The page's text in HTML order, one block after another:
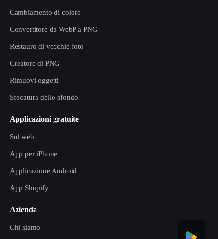
Cambiamento di colore
Convertitore da WebP a PNG
Restauro di vecchie foto
Creatore di PNG
Rimuovi oggetti
Sfocatura dello sfondo
Applicazioni gratuite
Sul web
App per iPhone
Applicazione Android
App Shopify
Azienda
Chi siamo